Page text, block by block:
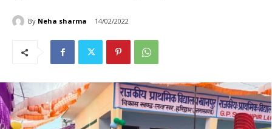
By Neha sharma 14/02/2022